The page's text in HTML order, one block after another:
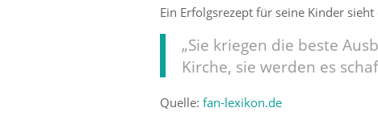
Ein Erfolgsrezept für seine Kinder
„Sie kriegen die beste
Kirche, sie werden es
Quelle: fan-lexikon.de